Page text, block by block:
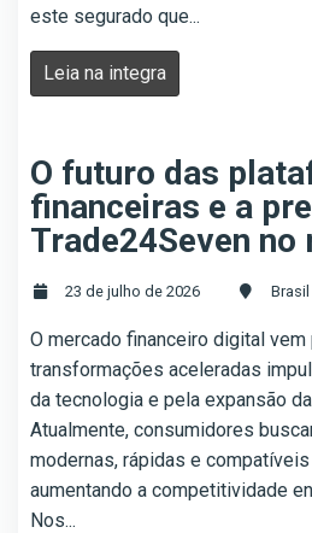
este segurado que...
Leia na integra
O futuro das
financeiras e a
Trade24Seven no
23 de julho de 2026 Brasil
O mercado financeiro digital
transformações aceleradas
da tecnologia e pela expansão
Atualmente, consumidores
modernas, rápidas e
aumentando a competitividade
Nos...